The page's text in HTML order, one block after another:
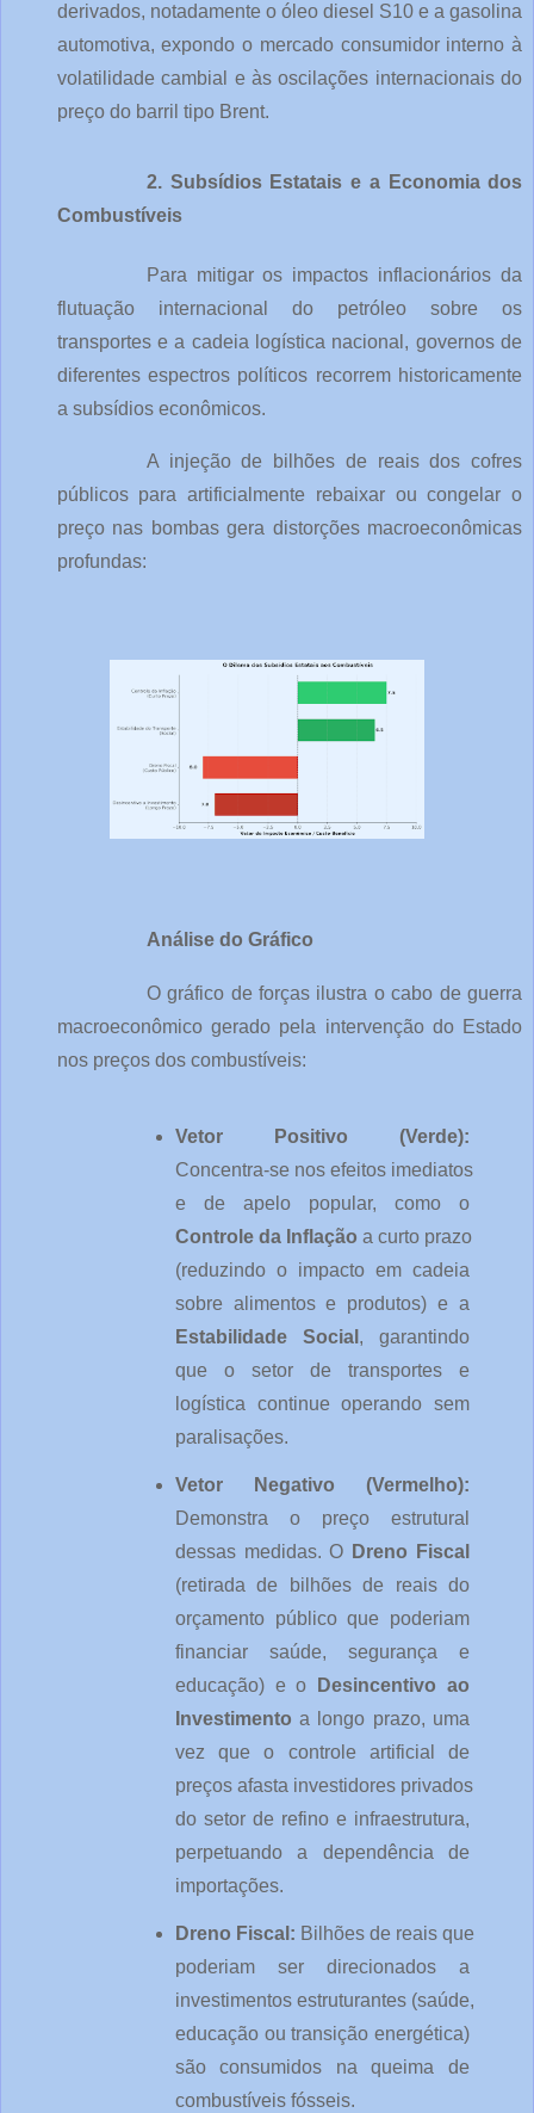
derivados, notadamente o óleo diesel S10 e a gasolina
automotiva, expondo o mercado consumidor interno à
volatilidade cambial e às oscilações internacionais do
preço do barril tipo Brent.
2. Subsídios Estatais e a Economia dos
Combustíveis
Para mitigar os impactos inflacionários da
flutuação internacional do petróleo sobre os
transportes e a cadeia logística nacional, governos de
diferentes espectros políticos recorrem historicamente
a subsídios econômicos.
A injeção de bilhões de reais dos cofres
públicos para artificialmente rebaixar ou congelar o
preço nas bombas gera distorções macroeconômicas
profundas:
Análise do Gráfico
O gráfico de forças ilustra o cabo de guerra
macroeconômico gerado pela intervenção do Estado
nos preços dos combustíveis:
Vetor Positivo (Verde):
Concentra-se nos efeitos imediatos
Controle da Inflação a curto prazo
(reduzindo o impacto em cadeia
Estabilidade Social , garantindo
que o setor de transportes e
logística continue operando sem
paralisações.
Vetor Negativo (Vermelho):
Demonstra o preço estrutural
dessas medidas. O Dreno Fiscal
(retirada de bilhões de reais do
orçamento público que poderiam
financiar saúde, segurança e
educação) e o
Desincentivo ao
Investimento a longo prazo, uma
vez que o controle artificial de
preços afasta investidores privados
do setor de refino e infraestrutura,
perpetuando a dependência de
importações.
Dreno Fiscal: Bilhões de reais que
poderiam ser direcionados a
investimentos estruturantes (saúde,
educação ou transição energética)
são consumidos na queima de
combustíveis fósseis.